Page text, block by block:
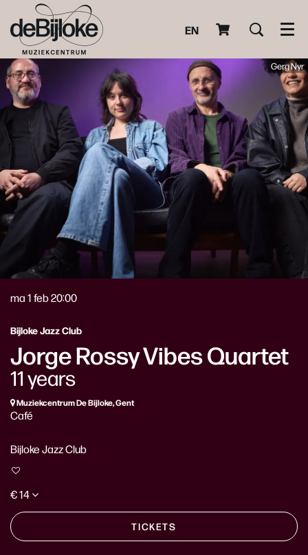
EN
Gerg Nyr
Jorge Rossy Vibes Quartet
11 years
Bijloke Jazz Club
ma 1 feb20:00
Muziekcentrum De Bijloke, Gent
Café
Bijloke Jazz Club
€ 14
TICKETS